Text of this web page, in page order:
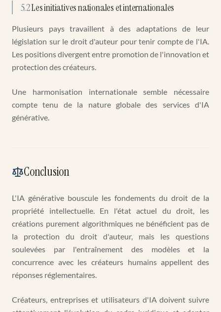
5.2Les initiatives nationales et internationales
Plusieurs pays travaillent à des adaptations de leur
législation sur le droit d'auteur pour tenir compte de l'IA.
Les positions divergent entre promotion de l'innovation et
protection des créateurs.
Une harmonisation internationale semble nécessaire
compte tenu de la nature globale des services d'IA
générative.
Conclusion
L'IA générative bouscule les fondements du droit de la
propriété intellectuelle. En l'état actuel du droit, les
créations purement algorithmiques ne bénéficient pas de
la protection du droit d'auteur, mais les questions
soulevées par l'entraînement des modèles et la
concurrence avec les créateurs humains appellent des
réponses réglementaires.
Créateurs, entreprises et utilisateurs d'IA doivent suivre